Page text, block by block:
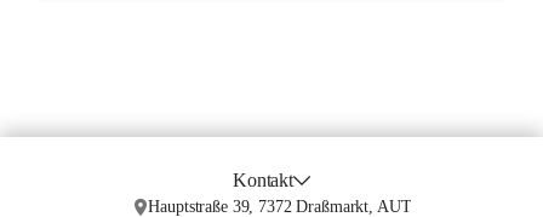
Kontakt
Hauptstraße 39, 7372 Draßmarkt, AUT